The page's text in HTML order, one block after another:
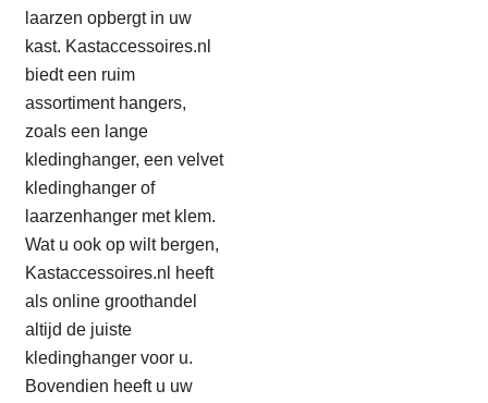
laarzen opbergt in uw
kast. Kastaccessoires.nl
biedt een ruim
assortiment hangers,
zoals een lange
kledinghanger, een velvet
kledinghanger of
laarzenhanger met klem.
Wat u ook op wilt bergen,
Kastaccessoires.nl heeft
als online groothandel
altijd de juiste
kledinghanger voor u.
Bovendien heeft u uw